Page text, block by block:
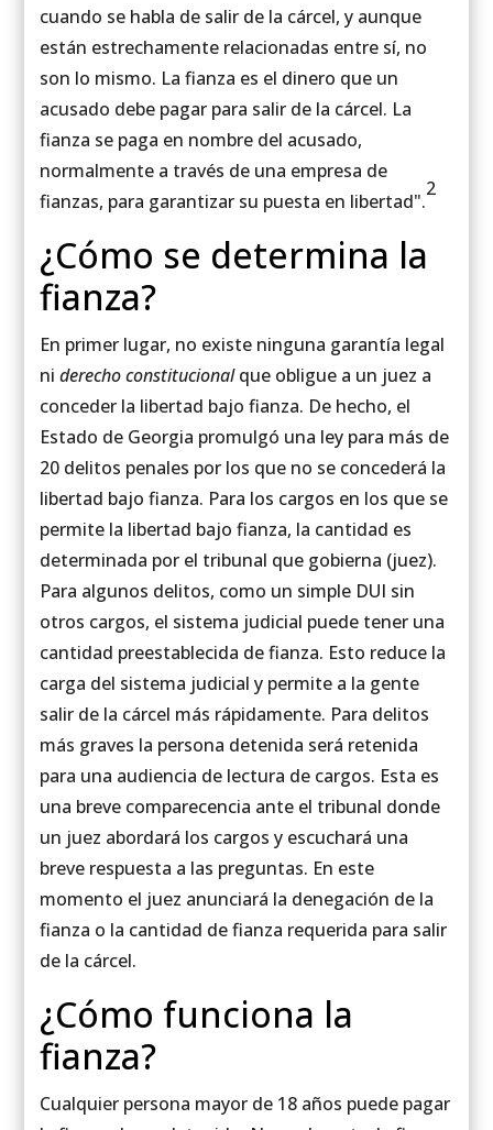
cuando se habla de salir de la cárcel, y aunque
están estrechamente relacionadas entre sí, no
son lo mismo. La fianza es el dinero que un
acusado debe pagar para salir de la cárcel. La
fianza se paga en nombre del acusado,
normalmente a través de una empresa de
fianzas, para garantizar su puesta en libertad".
2
¿Cómo se determina la
fianza?
En primer lugar, no existe ninguna garantía legal
ni derecho constitucionalque obligue a un juez a
conceder la libertad bajo fianza. De hecho, el
Estado de Georgia promulgó una ley para más de
20 delitos penales por los que no se concederá la
libertad bajo fianza. Para los cargos en los que se
permite la libertad bajo fianza, la cantidad es
determinada por el tribunal que gobierna (juez).
Para algunos delitos, como un simple DUI sin
otros cargos, el sistema judicial puede tener una
cantidad preestablecida de fianza. Esto reduce la
carga del sistema judicial y permite a la gente
salir de la cárcel más rápidamente. Para delitos
más graves la persona detenida será retenida
para una audiencia de lectura de cargos. Esta es
una breve comparecencia ante el tribunal donde
un juez abordará los cargos y escuchará una
breve respuesta a las preguntas. En este
momento el juez anunciará la denegación de la
fianza o la cantidad de fianza requerida para salir
de la cárcel.
¿Cómo funciona la
fianza?
Cualquier persona mayor de 18 años puede pagar